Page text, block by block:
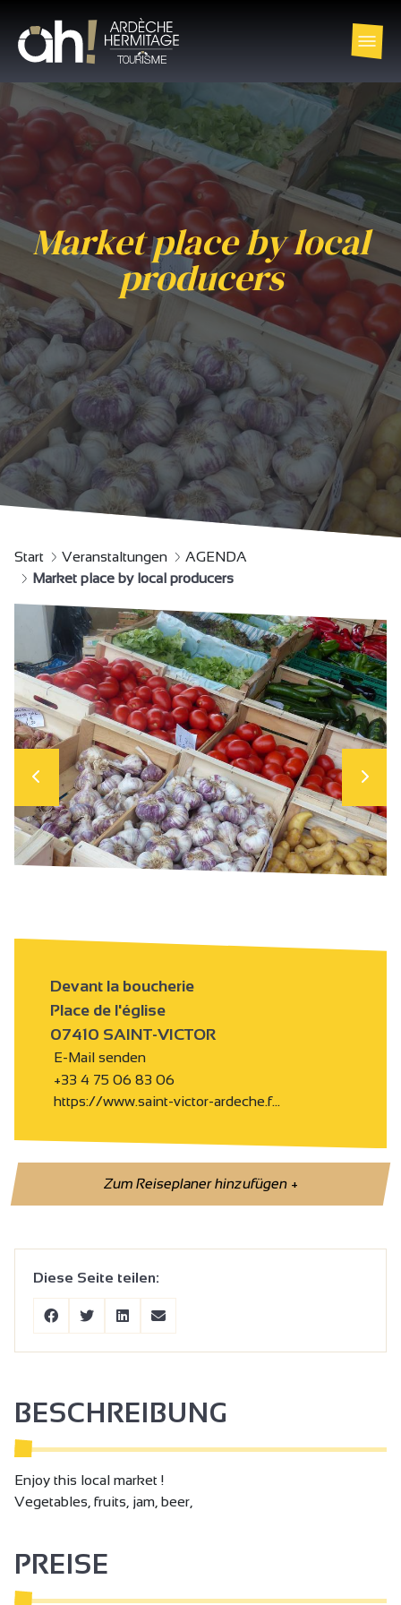
Market place by local
producers
Start Veranstaltungen
AGENDA
Market place by local producers
Devant la boucherie
Place de l'église
07410 SAINT-VICTOR
E-Mail senden
+33 4 75 06 83 06
https://www.saint-victor-ardeche.f…
Zum Reiseplaner hinzufügen+
Diese Seite teilen:
BESCHREIBUNG
Enjoy this local market !
Vegetables, fruits, jam, beer,
PREISE